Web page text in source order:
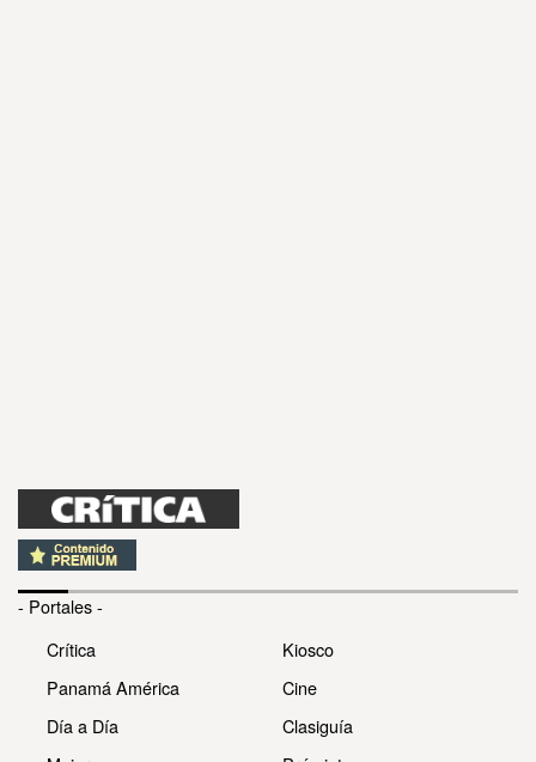
- Portales -
Crítica
Panamá América
Día a Día
Kiosco
Cine
Clasiguía